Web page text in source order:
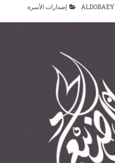
ALDOBAEY إصدارات الأسرة